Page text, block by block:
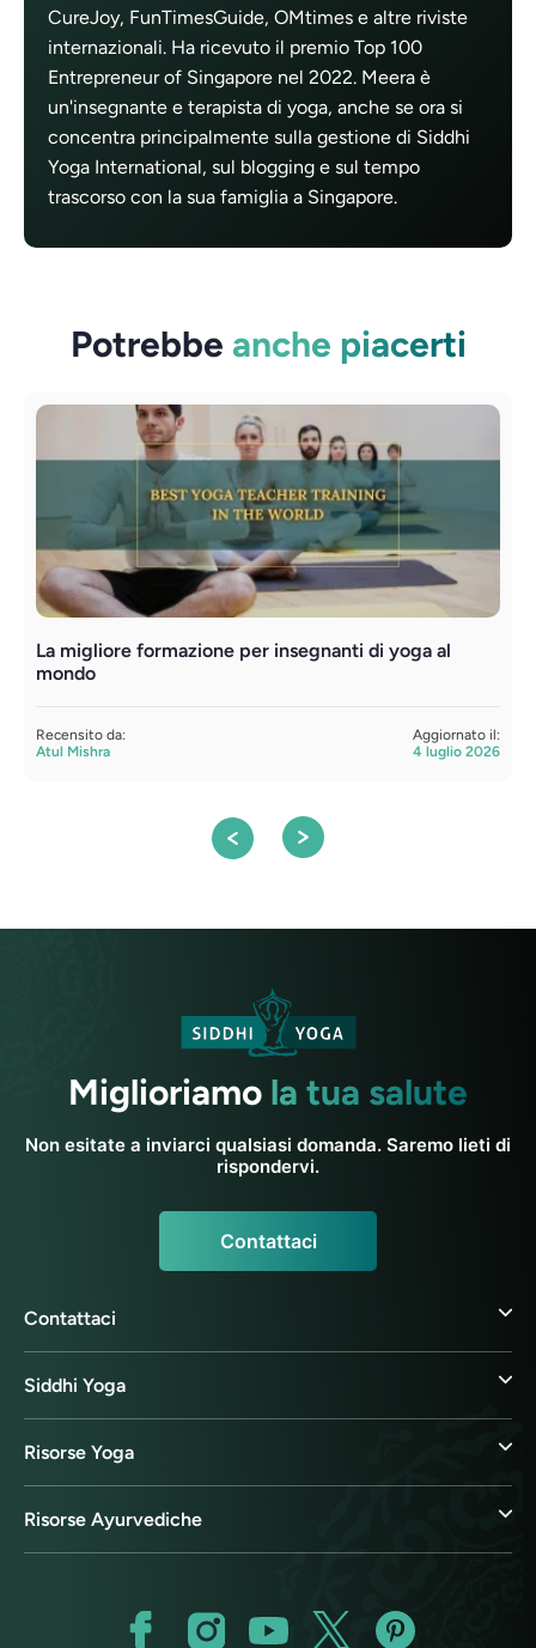
CureJoy, FunTimesGuide, OMtimes e altre riviste
internazionali. Ha ricevuto il premio Top 100
Entrepreneur of Singapore nel 2022. Meera è
un'insegnante e terapista di yoga, anche se ora si
concentra principalmente sulla gestione di Siddhi
Yoga International, sul blogging e sul tempo
trascorso con la sua famiglia a Singapore.
Potrebbe anche piacerti
La migliore formazione per insegnanti di yoga al
mondo
Recensito da:
Atul Mishra
Aggiornato il:
4 luglio 2026
Miglioriamo la tua salute
Non esitate a inviarci qualsiasi domanda. Saremo lieti di
rispondervi.
Contattaci
Contattaci
Siddhi Yoga
Risorse Yoga
Risorse Ayurvediche